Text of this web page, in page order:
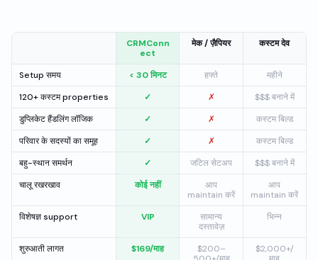
CRMConn
ect
मेक / ज़ैपियर कस्टम देव
Setup समय < 30 मिनट हफ्ते
महीने
120+ कस्टम properties
✓ ✗
$$$ बनाने में
डुप्लिकेट हैंडलिंग लॉजिक
✓ ✗
कस्टम बिल्ड
परिवार के सदस्यों का समूह
✓ ✗
कस्टम बिल्ड
बहु-स्थान समर्थन
✓ जटिल सेटअप
$$$ बनाने में
चालू रखरखाव
कोई नहीं
आप
maintain करें
आप
maintain करें
विशेषज्ञ support
VIP
सामान्य
दस्तावेज़
भिन्न
शुरुआती लागत $169/माह
$200–
$2,000+/